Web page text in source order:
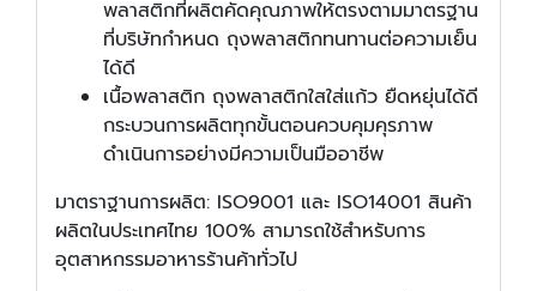
พลาสติกที่ผลิตคัดคุณภาพให้ตรงตามมาตรฐาน
ที่บริษัทกำหนด ถุงพลาสติกทนทานต่อความเย็น
ได้ดี
เนื้อพลาสติก ถุงพลาสติกใสใส่แก้ว ยืดหยุ่นได้ดี
กระบวนการผลิตทุกขั้นตอนควบคุมคุรภาพ
ดำเนินการอย่างมีความเป็นมืออาชีพ
มาตราฐานการผลิต: ISO9001 และ ISO14001 สินค้า
ผลิตในประเทศไทย 100% สามารถใช้สำหรับการ
อุตสาหกรรมอาหารร้านค้าทั่วไป